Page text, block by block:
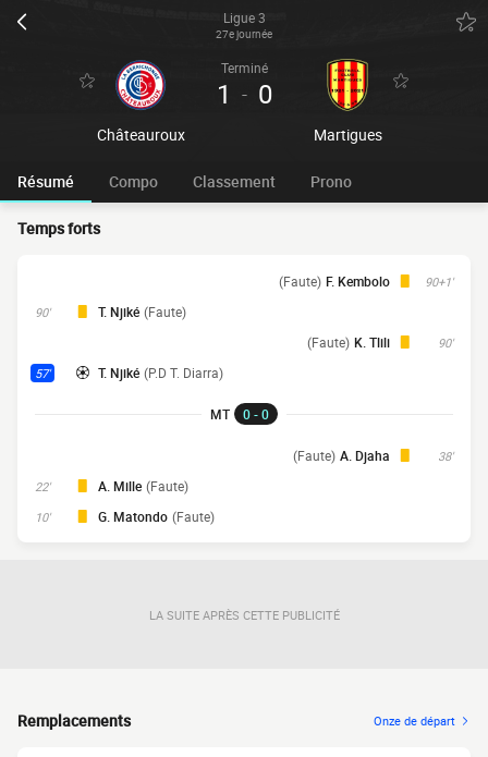
Ligue 3
27e journée
Châteauroux
Terminé
1 - 0
Martigues
Résumé Compo Classement Prono
Temps forts
90+1'
F. Kembolo
(Faute)
90' T. Njiké (Faute)
90'
K. Tlili
(Faute)
57' T. Njiké (P.D T. Diarra)
MT 0 - 0
38'
A. Djaha
(Faute)
22' A. Mille (Faute)
10' G. Matondo (Faute)
LA SUITE APRÈS CETTE PUBLICITÉ
Remplacements Onze de départ